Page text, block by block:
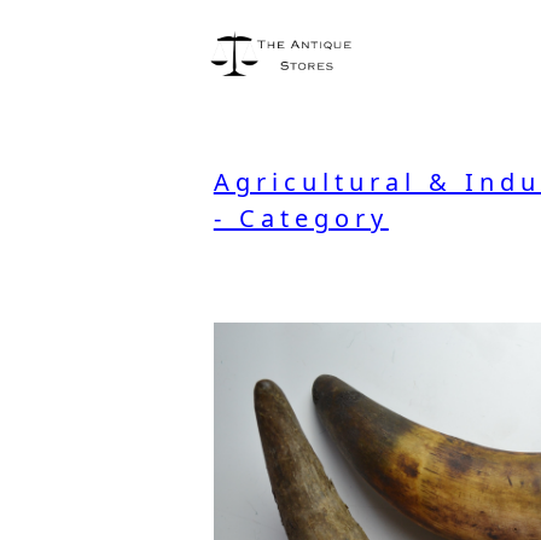
Agricultural &
- Category